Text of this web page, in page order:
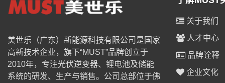
美世乐（广东）新能源科技有限公司是国家
高新技术企业，旗下“MUST”品牌创立于
2010年，专注光伏逆变器、锂电池及储能
系统的研发、生产与销售。公司总部位于佛
关于我们
人才中心
品牌诠释
企业文化